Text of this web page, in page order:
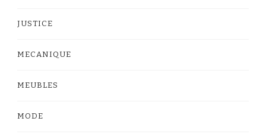
JUSTICE
MECANIQUE
MEUBLES
MODE